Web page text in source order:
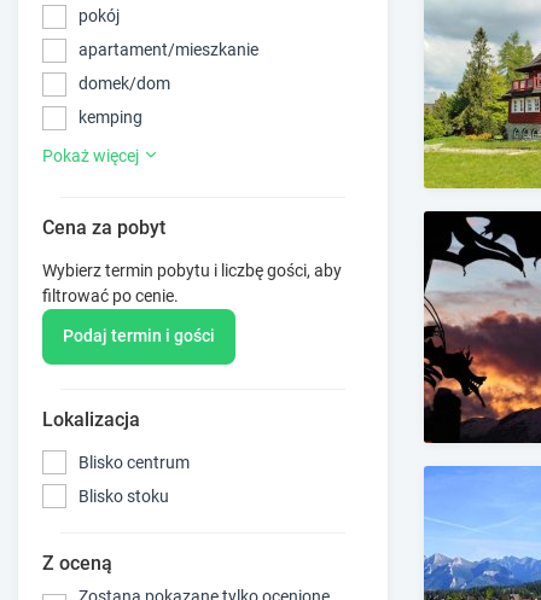
pokój
apartament/mieszkanie
domek/dom
kemping
Pokaż więcej
Cena za pobyt
Wybierz termin pobytu i liczbę gości, aby
filtrować po cenie.
Podaj termin i gości
Lokalizacja
Blisko centrum
Blisko stoku
Z oceną